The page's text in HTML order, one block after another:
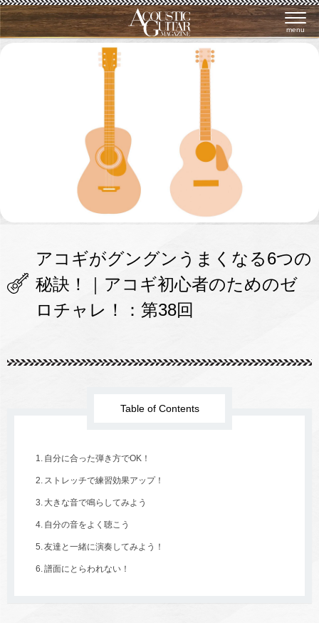
menu
アコギがグングンうまくなる6つの
秘訣！｜アコギ初心者のためのゼ
ロチャレ！：第38回
Table of Contents
自分に合った弾き方でOK！
ストレッチで練習効果アップ！
大きな音で鳴らしてみよう
自分の音をよく聴こう
友達と一緒に演奏してみよう！
譜面にとらわれない！